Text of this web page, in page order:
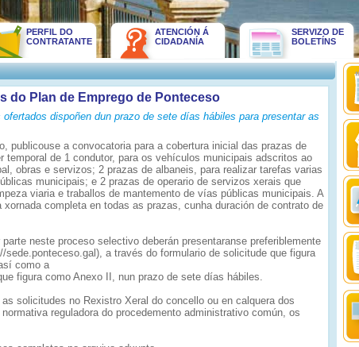
PERFIL DO
CONTRATANTE
ATENCIÓN Á
CIDADANÍA
SERVIZO DE
BOLETÍNS
do Plan de Emprego de Ponteceso
dispoñen dun prazo de sete días hábiles para presentar as
publicouse a convocatoria para a cobertura inicial das prazas de
temporal de 1 condutor, para os vehículos municipais adscritos ao
obras e servizos; 2 prazas de albaneis, para realizar tarefas varias
municipais; e 2 prazas de operario de servizos xerais que
viaria e traballos de mantemento de vías públicas municipais. A
xornada completa en todas as prazas, cunha duración de contrato de
neste proceso selectivo deberán presentaranse preferiblemente
sede.ponteceso.gal), a través do formulario de solicitude que figura
como a
figura como Anexo II, nun prazo de sete días hábiles.
solicitudes no Rexistro Xeral do concello ou en calquera dos
reguladora do procedemento administrativo común, os